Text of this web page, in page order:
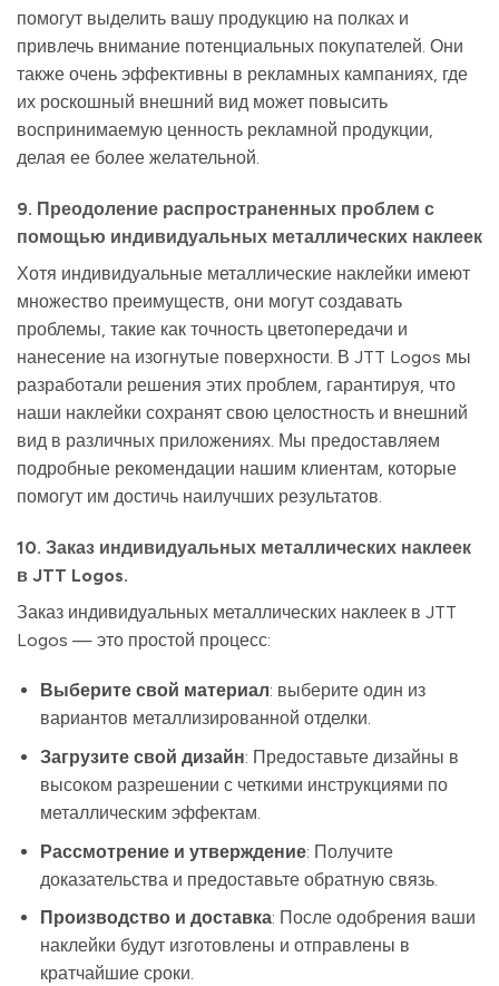
помогут выделить вашу продукцию на полках и
привлечь внимание потенциальных покупателей. Они
также очень эффективны в рекламных кампаниях, где
их роскошный внешний вид может повысить
воспринимаемую ценность рекламной продукции,
делая ее более желательной.
9. Преодоление распространенных проблем с
помощью индивидуальных металлических наклеек
Хотя индивидуальные металлические наклейки имеют
множество преимуществ, они могут создавать
проблемы, такие как точность цветопередачи и
нанесение на изогнутые поверхности. В JTT Logos мы
разработали решения этих проблем, гарантируя, что
наши наклейки сохранят свою целостность и внешний
вид в различных приложениях. Мы предоставляем
подробные рекомендации нашим клиентам, которые
помогут им достичь наилучших результатов.
10. Заказ индивидуальных металлических наклеек
в JTT Logos.
Заказ индивидуальных металлических наклеек в JTT
Logos — это простой процесс:
Выберите свой материал: выберите один из
вариантов металлизированной отделки.
Загрузите свой дизайн: Предоставьте дизайны в
высоком разрешении с четкими инструкциями по
металлическим эффектам.
Рассмотрение и утверждение: Получите
доказательства и предоставьте обратную связь.
Производство и доставка: После одобрения ваши
наклейки будут изготовлены и отправлены в
кратчайшие сроки.